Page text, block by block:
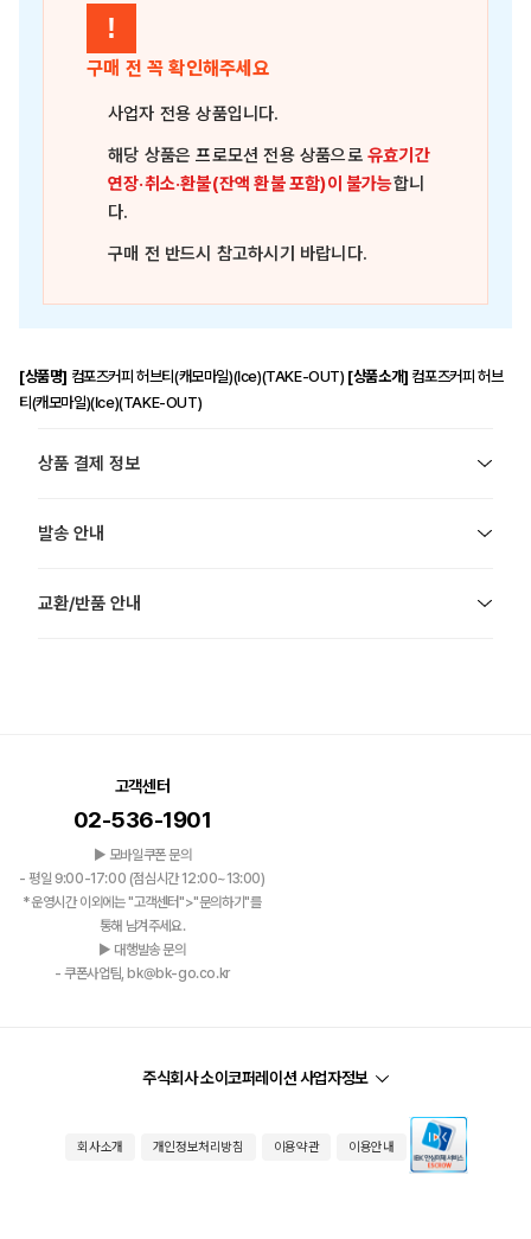
!
구매 전 꼭 확인해주세요
사업자 전용 상품입니다.
해당 상품은프로모션 전용 상품으로유효기간
연장·취소·환불(잔액 환불 포함)이 불가능합니
다.
구매 전 반드시 참고하시기 바랍니다.
[상품명] 컴포즈커피 허브티(캐모마일)(Ice)(TAKE-OUT) [상품소개] 컴포즈커피 허브
티(캐모마일)(Ice)(TAKE-OUT)
상품 결제 정보
발송 안내
교환/반품 안내
고객센터
02-536-1901
▶ 모바일쿠폰 문의
- 평일 9:00-17:00 (점심시간 12:00~13:00)
*운영시간 이외에는 "고객센터">"문의하기"를
통해 남겨주세요.
▶ 대행발송 문의
- 쿠폰사업팀, bk@bk-go.co.kr
주식회사 소이코퍼레이션 사업자정보
회사소개 개인정보처리방침 이용약관 이용안내